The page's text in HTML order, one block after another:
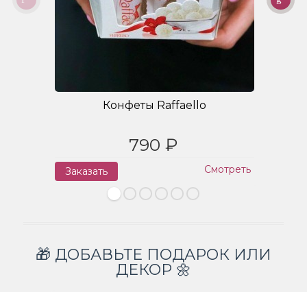
Конфеты Raffaello
790 ₽
Заказать Смотреть
🎁 ДОБАВЬТЕ ПОДАРОК ИЛИ
ДЕКОР 🌼